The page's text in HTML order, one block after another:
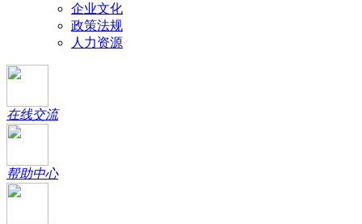
企业文化
政策法规
人力资源
在线交流
帮助中心